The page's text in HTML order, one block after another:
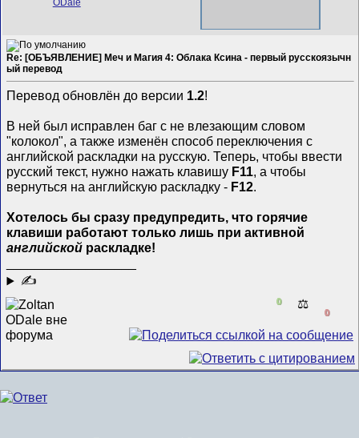
Re: [ОБЪЯВЛЕНИЕ] Меч и Магия 4: Облака Ксина - первый русскоязычн
ый перевод
Перевод обновлён до версии 1.2!
В ней был исправлен баг с не влезающим словом
"колокол", а также изменён способ переключения с
английской раскладки на русскую. Теперь, чтобы ввести
русский текст, нужно нажать клавишу F11, а чтобы
вернуться на английскую раскладку - F12.
Хотелось бы сразу предупредить, что горячие
клавиши работают только лишь при активной
английской раскладке!
✍
0 ⚖️
0